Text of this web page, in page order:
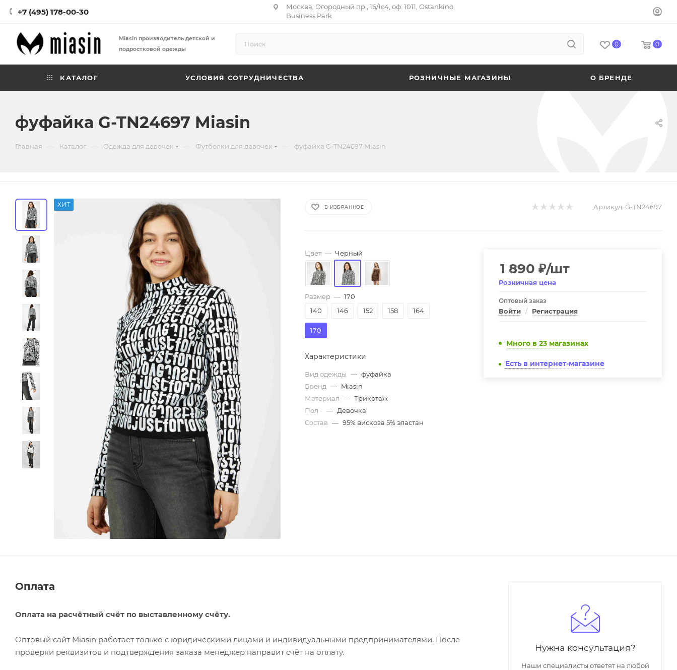
+7 (495) 178-00-30
Москва, Огородный пр., 16/1с4, оф. 1011, Ostankino
Business Park
Miasin производитель детской и
подростковой одежды
0 0
КАТАЛОГ УСЛОВИЯ СОТРУДНИЧЕСТВА РОЗНИЧНЫЕ МАГАЗИНЫ О БРЕНДЕ
фуфайка G-TN24697 Miasin
Главная Каталог Одежда для девочек Футболки для девочек фуфайка G-TN24697 Miasin
ХИТ В ИЗБРАННОЕ Артикул: G-TN24697
Цвет — Черный
Размер — 170
140
146 152 158 164
170
Характеристики
Вид одежды — фуфайка
Бренд — Miasin
Материал — Трикотаж
Пол - — Девочка
Состав — 95% вискоза 5% эластан
1 890 ₽/шт
Розничная цена
Оптовый заказ
Войти / Регистрация
Много в 23 магазинах
Есть в интернет-магазине
Оплата
Оплата на расчётный счёт по выставленному счёту.
Оптовый сайт Miasin работает только с юридическими лицами и индивидуальными предпринимателями. После
проверки реквизитов и подтверждения заказа менеджер направит счёт на оплату.
Нужна консультация?
Наши специалисты ответят на любой